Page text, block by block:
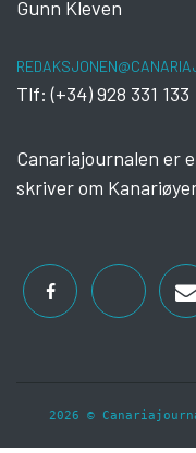
Gunn Kleven
Tlf: (+34) 928 331 133
Canariajournalen er
skriver om
2026 ©